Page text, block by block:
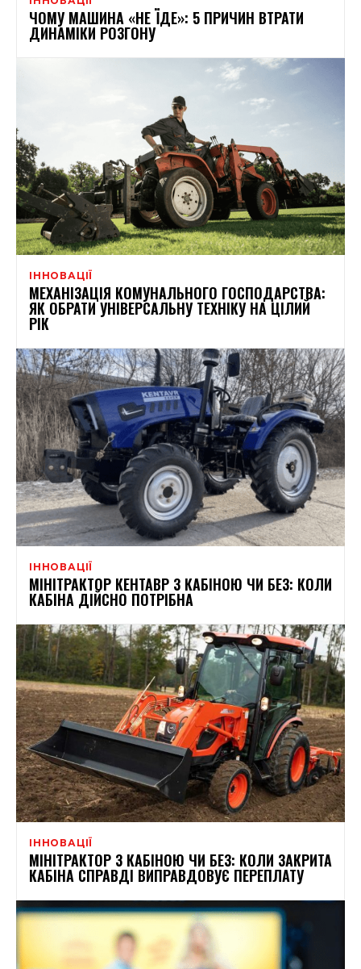
ЧОМУ МАШИНА «НЕ ЇДЕ»: 5 ПРИЧИН ВТРАТИ
ДИНАМІКИ РОЗГОНУ
ІННОВАЦІЇ
МЕХАНІЗАЦІЯ КОМУНАЛЬНОГО ГОСПОДАРСТВА:
ЯК ОБРАТИ УНІВЕРСАЛЬНУ ТЕХНІКУ НА ЦІЛИЙ
РІК
ІННОВАЦІЇ
МІНІТРАКТОР КЕНТАВР З КАБІНОЮ ЧИ БЕЗ: КОЛИ
КАБІНА ДІЙСНО ПОТРІБНА
ІННОВАЦІЇ
МІНІТРАКТОР З КАБІНОЮ ЧИ БЕЗ: КОЛИ ЗАКРИТА
КАБІНА СПРАВДІ ВИПРАВДОВУЄ ПЕРЕПЛАТУ